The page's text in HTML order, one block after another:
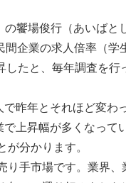
饗場俊行（あいばと
企業の求人倍率（学
たと、毎年調査を
昨年とそれほど変わ
上昇幅が多くなって
分かります。
り手市場です。業界